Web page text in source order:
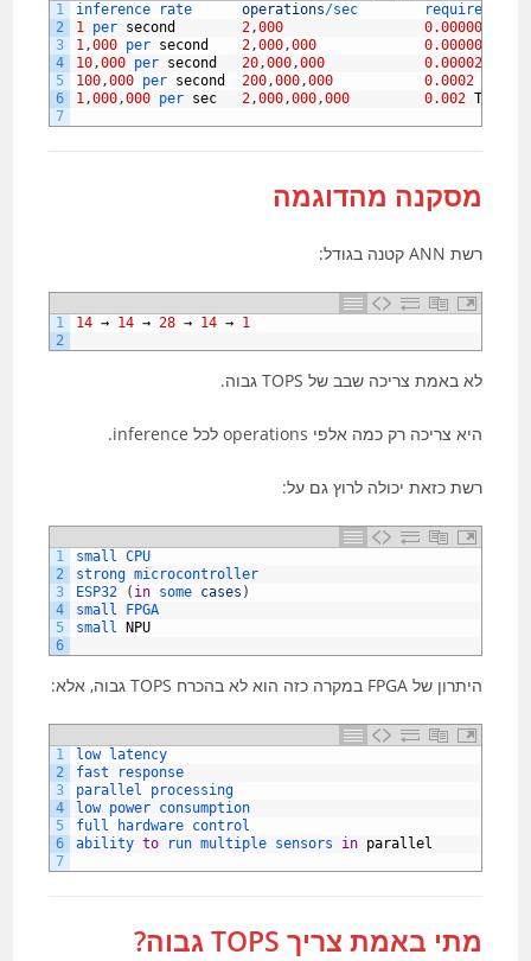
1
2
3
4
5
6
7
inference rate operations/sec required
1 per second 2,000 0.000000002
1,000 per second 2,000,000 0.000002
10,000 per second 20,000,000 0.00002
100,000 per second 200,000,000 0.0002
1,000,000 per sec 2,000,000,000 0.002 TOPS
מסקנה מהדוגמה
רשת ANN קטנה בגודל:
1
2
14 → 14 → 28 → 14 → 1
לא באמת צריכה שבב של TOPS גבוה.
היא צריכה רק כמה אלפי operations לכל inference.
רשת כזאת יכולה לרוץ גם על:
1
2
3
4
5
6
small CPU
strong microcontroller
ESP32
( in some cases )
small
FPGA
small
NPU
היתרון של FPGA במקרה כזה הוא לא בהכרח TOPS גבוה, אלא:
1
2
3
4
5
6
7
low latency
fast
response
parallel processing
low power consumption
full
hardware control
ability to run multiple sensors in parallel
מתי באמת צריך TOPS גבוה?